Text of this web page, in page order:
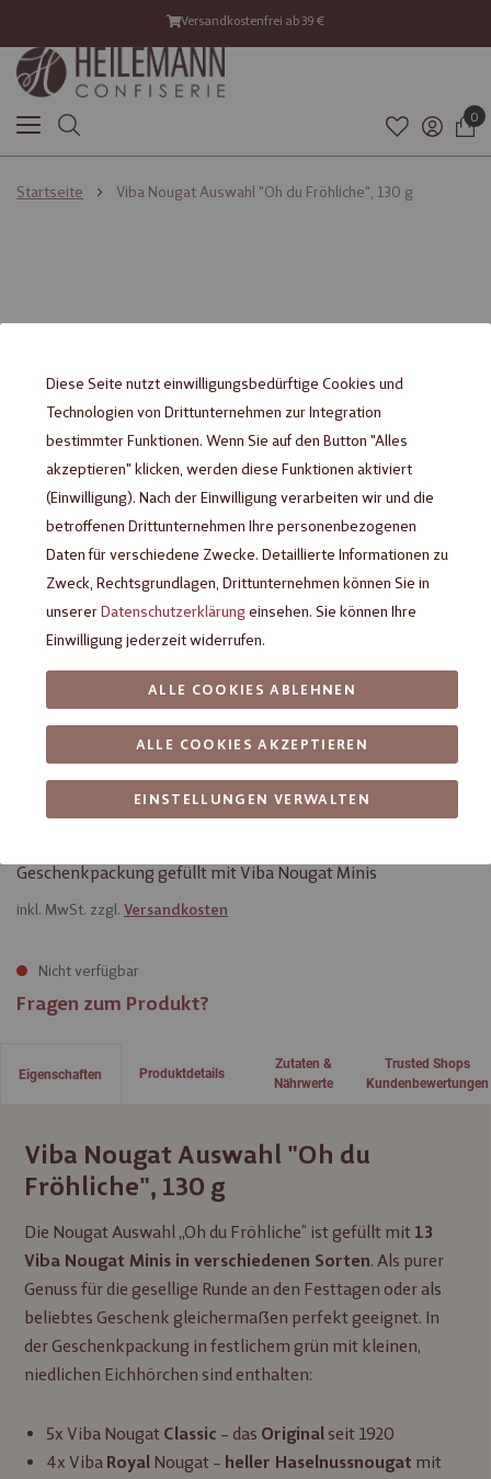
Versandkostenfrei ab 39 €
0
Startseite Viba Nougat Auswahl "Oh du Fröhliche", 130 g
Bildgalerie
Bildgalerie
Viba Nougat Auswahl "Oh du
Fröhliche", 130 g
Geschenkpackung gefüllt mit Viba Nougat Minis
inkl. MwSt. zzgl. Versandkosten
Nicht verfügbar
Fragen zum Produkt?
Eigenschaften
Viba Nougat Auswahl "Oh du
Fröhliche", 130 g
Die Nougat Auswahl „Oh du Fröhliche“ ist gefüllt mit 13
Viba Nougat Minis in verschiedenen Sorten. Als purer
Genuss für die gesellige Runde an den Festtagen oder als
beliebtes Geschenk gleichermaßen perfekt geeignet. In
der Geschenkpackung in festlichem grün mit kleinen,
niedlichen Eichhörchen sind enthalten:
5x Viba Nougat Classic – das Original seit 1920
4x Viba Royal Nougat – heller Haselnussnougat mit
Produktdetails
Zutaten &
Nährwerte
Trusted Shops
Kundenbewertungen
Diese Seite nutzt einwilligungsbedürftige Cookies und
Technologien von Drittunternehmen zur Integration
bestimmter Funktionen. Wenn Sie auf den Button "Alles
akzeptieren" klicken, werden diese Funktionen aktiviert
(Einwilligung). Nach der Einwilligung verarbeiten wir und die
betroffenen Drittunternehmen Ihre personenbezogenen
Daten für verschiedene Zwecke. Detaillierte Informationen zu
Zweck, Rechtsgrundlagen, Drittunternehmen können Sie in
unsererDatenschutzerklärungeinsehen. Sie können Ihre
Einwilligung jederzeit widerrufen.
EINSTELLUNGEN VERWALTEN
ALLE COOKIES AKZEPTIEREN
ALLE COOKIES ABLEHNEN